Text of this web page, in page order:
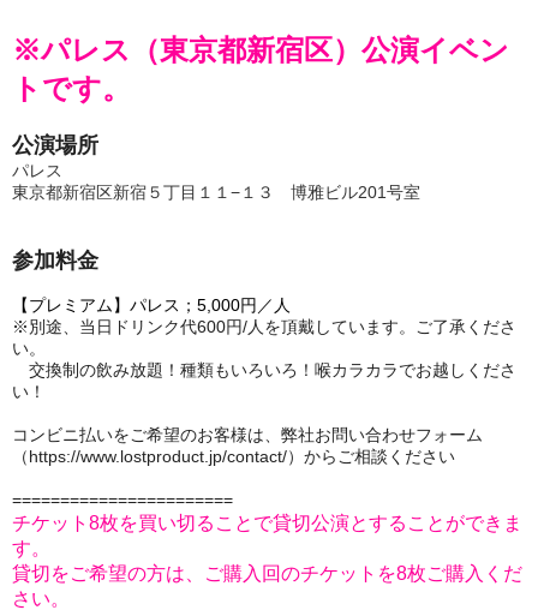
※パレス（東京都新宿区）公演イベン
トです。
公演場所
パレス
東京都新宿区新宿５丁目１１−１３ 博雅ビル201号室
参加料金
【プレミアム】パレス；5,000円／人
※別途、当日ドリンク代600円/人を頂戴しています。ご了承くださ
い。
交換制の飲み放題！種類もいろいろ！喉カラカラでお越しくださ
い！
コンビニ払いをご希望のお客様は、弊社お問い合わせフォーム
（https://www.lostproduct.jp/contact/）からご相談ください
=======================
チケット8枚を買い切ることで貸切公演とすることができま
す。
貸切をご希望の方は、ご購入回のチケットを8枚ご購入くだ
さい。